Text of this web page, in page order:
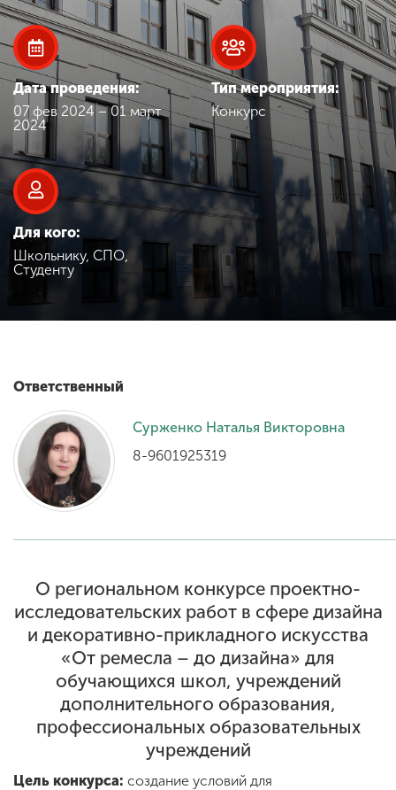
Наука
Международная
деятельность
Другие виды
деятельности
Студенческая жизнь
организации
ENG SPN CHI
Приемная
Дата проведения:
07 фев 2024 – 01 март
2024
Тип мероприятия:
Конкурс
Для кого:
Школьнику, СПО,
Студенту
Ответственный
Сурженко Наталья Викторовна
8-9601925319
О региональном конкурсе проектно-
исследовательских работ в сфере дизайна
и декоративно-прикладного искусства
«От ремесла – до дизайна» для
обучающихся школ, учреждений
дополнительного образования,
профессиональных образовательных
учреждений
Цель конкурса: создание условий для